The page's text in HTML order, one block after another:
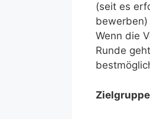
(seit es
bewerben)
Wenn die
Runde